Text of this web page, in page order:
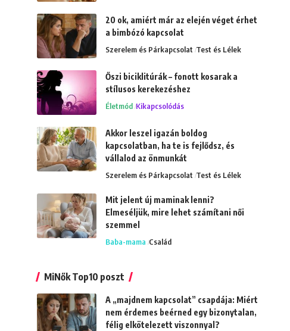
20 ok, amiért már az elején véget érhet
a bimbózó kapcsolat
Szerelem és Párkapcsolat Test és Lélek
Őszi biciklitúrák – fonott kosarak a
stílusos kerekezéshez
Életmód Kikapcsolódás
Akkor leszel igazán boldog
kapcsolatban, ha te is fejlődsz, és
vállalod az önmunkát
Szerelem és Párkapcsolat Test és Lélek
Mit jelent új maminak lenni?
Elmeséljük, mire lehet számítani női
szemmel
Baba-mama Család
MiNők Top10 poszt
A „majdnem kapcsolat” csapdája: Miért
nem érdemes beérned egy bizonytalan,
félig elkötelezett viszonnyal?